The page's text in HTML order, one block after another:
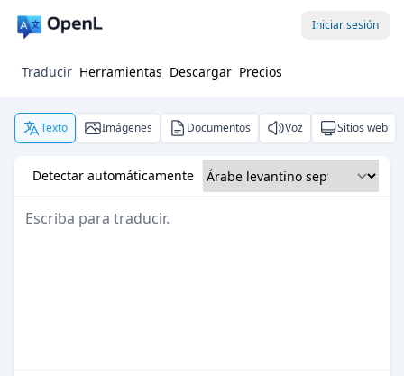
Iniciar sesión
Traducir Herramientas Descargar Precios
Texto Imágenes Documentos Voz Sitios web
Detectar automáticamente